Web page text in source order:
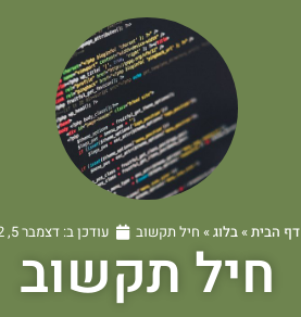
דף הבית»בלוג» חיל תקשוב עודכן ב: דצמבר 5, 2022
חיל תקשוב